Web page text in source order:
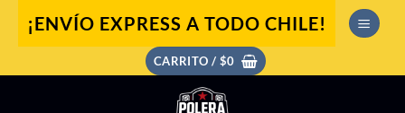
¡ENVÍO EXPRESS A TODO CHILE!
CARRITO / $0